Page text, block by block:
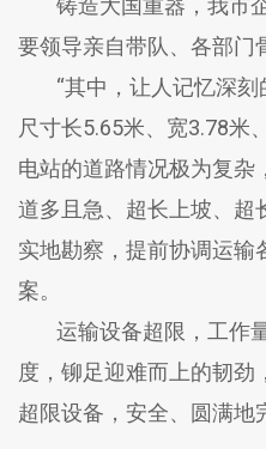
要领导亲自带队、各部门
“其中，让人记忆深刻
尺寸长5.65米、宽3.78米
电站的道路情况极为复杂
道多且急、超长上坡、超
实地勘察，提前协调运输
案。
运输设备超限，工作量
度，铆足迎难而上的韧
超限设备，安全、圆满地